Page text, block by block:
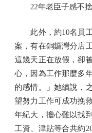
22年老臣子感不捨
此外，約10名員工
案，有在銅鑼灣分店
這幾天正在放假，卻
心，因為工作那麼多
的感情。」她續說，
望努力工作可成功挽
年紀大，擔心難以找
工資、津貼等合共約